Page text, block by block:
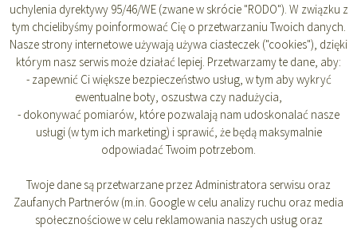
Dodaj komentarz
uchylenia dyrektywy 95/46/WE (zwane w skrócie "RODO"). W związku z
tym chcielibyśmy poinformować Cię o przetwarzaniu Twoich danych.
Nasze strony internetowe używają używa ciasteczek ("cookies"), dzięki
którym nasz serwis może działać lepiej. Przetwarzamy te dane, aby:
- zapewnić Ci większe bezpieczeństwo usług, w tym aby wykryć
ewentualne boty, oszustwa czy nadużycia,
- dokonywać pomiarów, które pozwalają nam udoskonalać nasze
usługi (w tym ich marketing) i sprawić, że będą maksymalnie
odpowiadać Twoim potrzebom.
Twoje dane są przetwarzane przez Administratora serwisu oraz
Zaufanych Partnerów (m.in. Google w celu analizy ruchu oraz media
społecznościowe w celu reklamowania naszych usług oraz